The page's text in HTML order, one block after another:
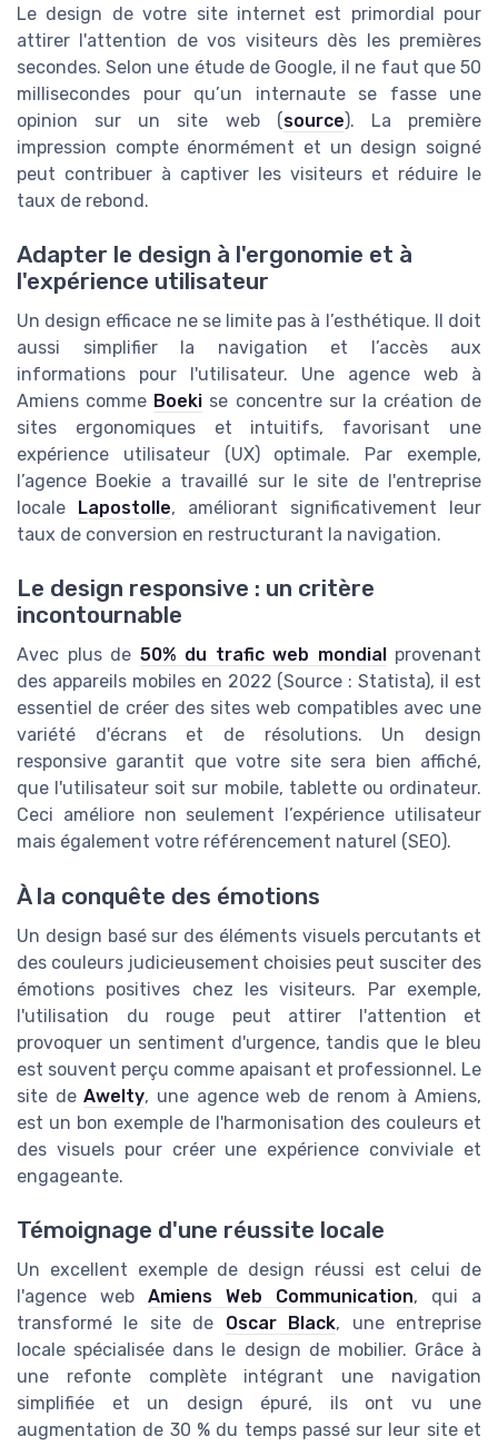
Le design de votre site internet est primordial pour
attirer l'attention de vos visiteurs dès les premières
secondes. Selon une étude de Google, il ne faut que 50
millisecondes pour qu’un internaute se fasse une
opinion sur un site web (source). La première
impression compte énormément et un design soigné
peut contribuer à captiver les visiteurs et réduire le
taux de rebond.
Adapter le design à l'ergonomie et à
l'expérience utilisateur
Un design efficace ne se limite pas à l’esthétique. Il doit
aussi simplifier la navigation et l’accès aux
informations pour l'utilisateur. Une agence web à
Amiens comme Boeki se concentre sur la création de
sites ergonomiques et intuitifs, favorisant une
expérience utilisateur (UX) optimale. Par exemple,
l’agence Boekie a travaillé sur le site de l'entreprise
locale Lapostolle, améliorant significativement leur
taux de conversion en restructurant la navigation.
Le design responsive : un critère
incontournable
Avec plus de 50% du trafic web mondial
provenant
des appareils mobiles en 2022 (Source : Statista), il est
essentiel de créer des sites web compatibles avec une
variété d'écrans et de résolutions. Un design
responsive garantit que votre site sera bien affiché,
que l'utilisateur soit sur mobile, tablette ou ordinateur.
Ceci améliore non seulement l’expérience utilisateur
mais également votre référencement naturel (SEO).
À la conquête des émotions
Un design basé sur des éléments visuels percutants et
des couleurs judicieusement choisies peut susciter des
émotions positives chez les visiteurs. Par exemple,
l'utilisation du rouge peut attirer l'attention et
provoquer un sentiment d'urgence, tandis que le bleu
est souvent perçu comme apaisant et professionnel. Le
site deAwelty, une agence web de renom à Amiens,
est un bon exemple de l'harmonisation des couleurs et
des visuels pour créer une expérience conviviale et
engageante.
Témoignage d'une réussite locale
Un excellent exemple de design réussi est celui de
l'agence web Amiens Web Communication, qui a
transformé le site de Oscar Black, une entreprise
locale spécialisée dans le design de mobilier. Grâce à
une refonte complète intégrant une navigation
simplifiée et un design épuré, ils ont vu une
augmentation de 30 % du temps passé sur leur site et